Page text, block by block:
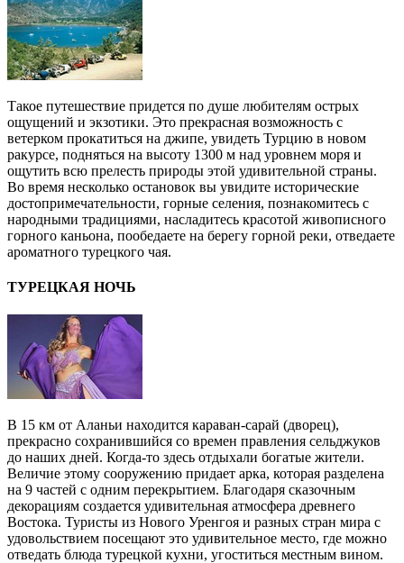
Такое путешествие придется по душе любителям острых
ощущений и экзотики. Это прекрасная возможность с
ветерком прокатиться на джипе, увидеть Турцию в новом
ракурсе, подняться на высоту 1300 м над уровнем моря и
ощутить всю прелесть природы этой удивительной страны.
Во время несколько остановок вы увидите исторические
достопримечательности, горные селения, познакомитесь с
народными традициями, насладитесь красотой живописного
горного каньона, пообедаете на берегу горной реки, отведаете
ароматного турецкого чая.
ТУРЕЦКАЯ НОЧЬ
В 15 км от Аланьи находится караван-сарай (дворец),
прекрасно сохранившийся со времен правления сельджуков
до наших дней. Когда-то здесь отдыхали богатые жители.
Величие этому сооружению придает арка, которая разделена
на 9 частей с одним перекрытием. Благодаря сказочным
декорациям создается удивительная атмосфера древнего
Востока. Туристы из Нового Уренгоя и разных стран мира с
удовольствием посещают это удивительное место, где можно
отведать блюда турецкой кухни, угоститься местным вином.